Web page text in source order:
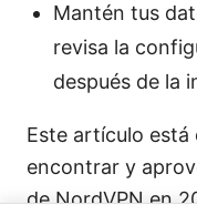
Mantén tus
revisa la
después de la
Este artículo
encontrar y
de NordVPN en